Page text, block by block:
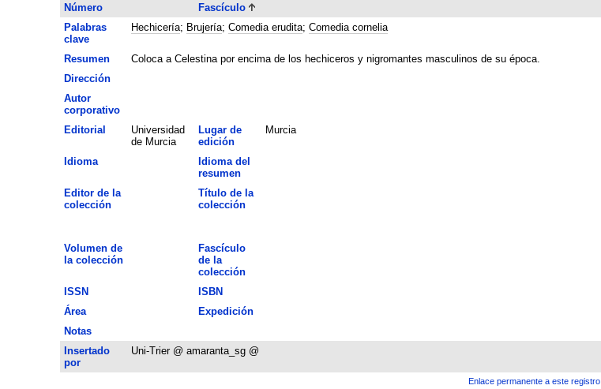
Número Fascículo
Palabras
clave
Hechicería; Brujería; Comedia erudita; Comedia cornelia
Resumen
Coloca a Celestina por encima de los hechiceros y nigromantes masculinos de su época.
Dirección
Autor
corporativo
Editorial
Universidad
de Murcia
Lugar de
edición
Murcia
Idioma
Idioma del
resumen
Editor de la
colección
Título de la
colección
Volumen de
la colección
Fascículo
de la
colección
ISSN ISBN
Área
Expedición
Notas
Insertado
por
Uni-Trier @ amaranta_sg @
Enlace permanente a este registro